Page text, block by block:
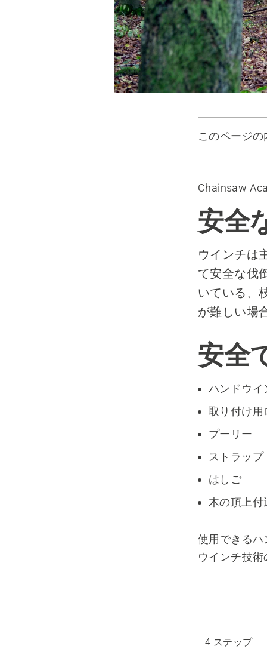
このページの
安全で効果
Chainsaw
安全
ウインチは
て安全な伐
いている、
が難しい場
安全
ハンドウイ
取り付け用
プーリー
ストラップ
はしご
木の頂上
使用できる
ウインチ技
4 ステップ